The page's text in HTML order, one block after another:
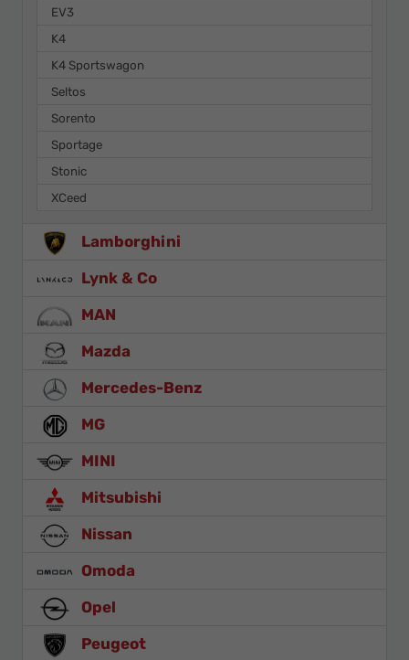
EV3
K4
K4 Sportswagon
Seltos
Sorento
Sportage
Stonic
XCeed
Lamborghini
Lynk & Co
MAN
Mazda
Mercedes-Benz
MG
MINI
Mitsubishi
Nissan
Omoda
Opel
Peugeot